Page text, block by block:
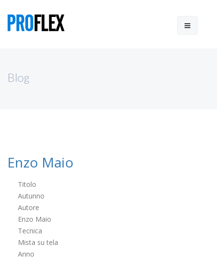
Blog
Enzo Maio
Titolo
Autunno
Autore
Enzo Maio
Tecnica
Mista su tela
Anno